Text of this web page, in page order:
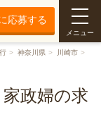
応募する
メニュー
神奈川県
川崎市
政婦の求